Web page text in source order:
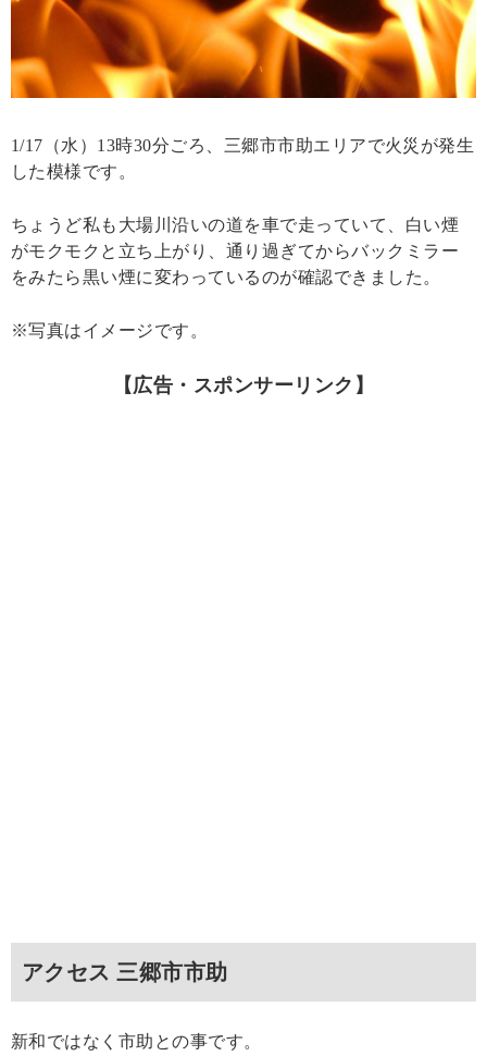
1/17（水）13時30分ごろ、三郷市市助エリアで火災が発生
した模様です。
ちょうど私も大場川沿いの道を車で走っていて、白い煙
がモクモクと立ち上がり、通り過ぎてからバックミラー
をみたら黒い煙に変わっているのが確認できました。
※写真はイメージです。
【広告・スポンサーリンク】
アクセス 三郷市市助
新和ではなく市助との事です。